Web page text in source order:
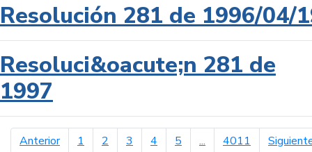
Resolución 281 de 1996/04/
Resoluci&oacute;n 281 de
1997
Anteriorpágina anterior
1 2 3 4 5 ... 4011